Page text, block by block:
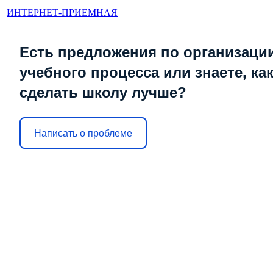
ИНТЕРНЕТ-ПРИЕМНАЯ
Есть предложения по
учебного процесса или знаете, как
сделать школу лучше?
Написать о проблеме